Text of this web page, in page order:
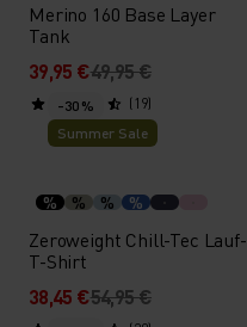
Merino 160 Base Layer
Tank
39,95 €49,95 €
(19)
-30 %
Summer Sale
% % % %
Zeroweight Chill-Tec Lauf-
T-Shirt
38,45 €54,95 €